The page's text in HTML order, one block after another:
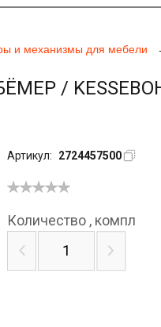
и механизмы для мебели
/
Артикул: 2724457500
Количество , компл